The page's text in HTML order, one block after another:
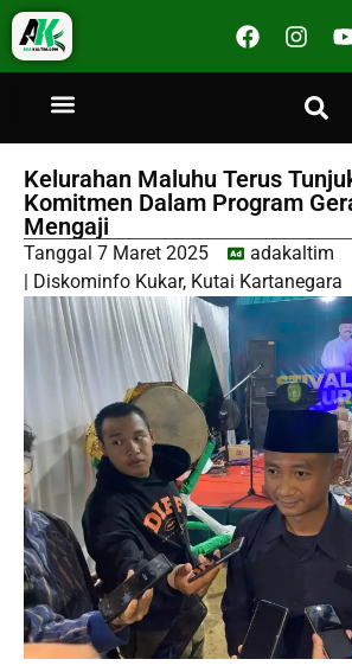
Kelurahan Maluhu Terus
Komitmen Dalam Program
Mengaji
Tanggal 7 Maret 2025
adakaltim
Diskominfo Kukar, Kutai Kartanegara